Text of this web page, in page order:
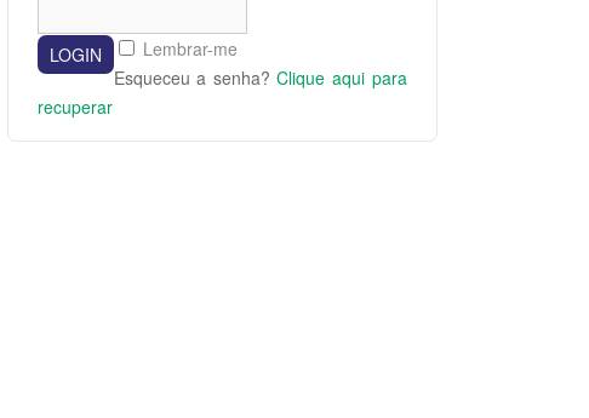
Lembrar-me
Esqueceu a senha? Clique aqui para
recuperar